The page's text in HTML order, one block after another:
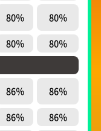
80％
80％
80％
80％
86％
86％
86％
86％